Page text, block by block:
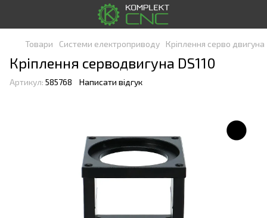
Товари Системи електроприводу Кріплення серво двигуна
Кріплення серводвигуна DS110
Артикул: 585768 Написати відгук